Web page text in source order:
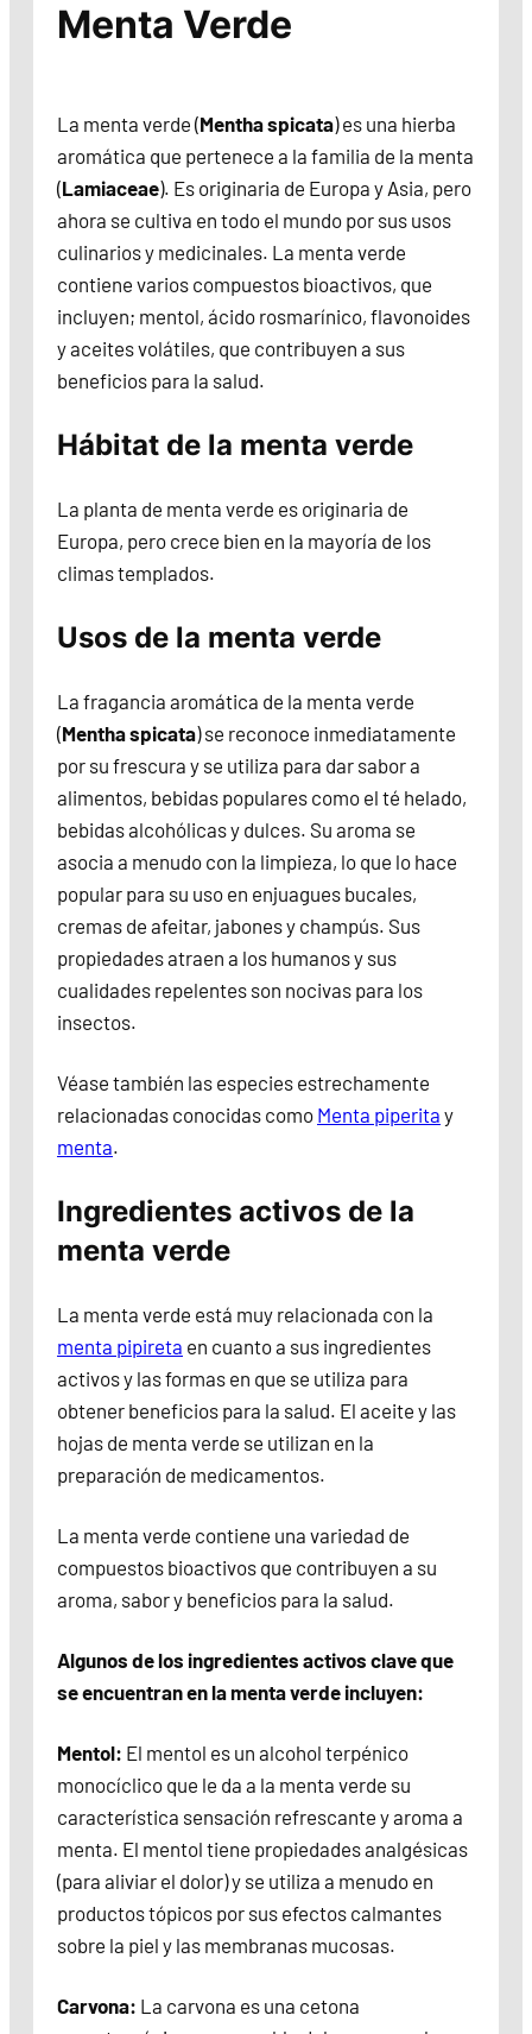
Menta Verde
La menta verde (Mentha spicata) es una hierba
aromática que pertenece a la familia de la menta
(Lamiaceae). Es originaria de Europa y Asia, pero
ahora se cultiva en todo el mundo por sus usos
culinarios y medicinales. La menta verde
contiene varios compuestos bioactivos, que
incluyen; mentol, ácido rosmarínico, flavonoides
y aceites volátiles, que contribuyen a sus
beneficios para la salud.
Hábitat de la menta verde
La planta de menta verde es originaria de
Europa, pero crece bien en la mayoría de los
climas templados.
Usos de la menta verde
La fragancia aromática de la menta verde
(Mentha spicata) se reconoce inmediatamente
por su frescura y se utiliza para dar sabor a
alimentos, bebidas populares como el té helado,
bebidas alcohólicas y dulces. Su aroma se
asocia a menudo con la limpieza, lo que lo hace
popular para su uso en enjuagues bucales,
cremas de afeitar, jabones y champús. Sus
propiedades atraen a los humanos y sus
cualidades repelentes son nocivas para los
insectos.
Véase también las especies estrechamente
relacionadas conocidas como Menta piperita y
menta.
Ingredientes activos de la
menta verde
La menta verde está muy relacionada con la
menta pipireta en cuanto a sus ingredientes
activos y las formas en que se utiliza para
obtener beneficios para la salud. El aceite y las
hojas de menta verde se utilizan en la
preparación de medicamentos.
La menta verde contiene una variedad de
compuestos bioactivos que contribuyen a su
aroma, sabor y beneficios para la salud.
Algunos de los ingredientes activos clave que
se encuentran en la menta verde incluyen:
Mentol: El mentol es un alcohol terpénico
monocíclico que le da a la menta verde su
característica sensación refrescante y aroma a
menta. El mentol tiene propiedades analgésicas
(para aliviar el dolor) y se utiliza a menudo en
productos tópicos por sus efectos calmantes
sobre la piel y las membranas mucosas.
Carvona: La carvona es una cetona